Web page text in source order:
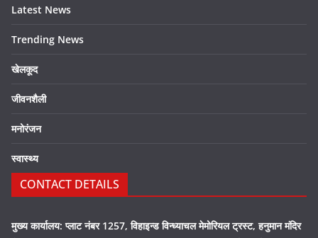
Latest News
Trending News
खेलकूद
जीवनशैली
मनोरंजन
स्वास्थ्य
CONTACT DETAILS
मुख्य कार्यालय: प्लाट नंबर 1257, विहाइन्ड विन्ध्याचल मेमोरियल ट्रस्ट, हनुमान मंदिर